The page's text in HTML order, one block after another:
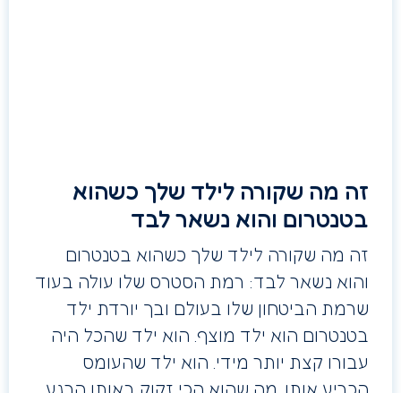
זה מה שקורה לילד שלך כשהוא
בטנטרום והוא נשאר לבד
זה מה שקורה לילד שלך כשהוא בטנטרום
והוא נשאר לבד: רמת הסטרס שלו עולה בעוד
שרמת הביטחון שלו בעולם ובך יורדת ילד
בטנטרום הוא ילד מוצף. הוא ילד שהכל היה
עבורו קצת יותר מידי. הוא ילד שהעומס